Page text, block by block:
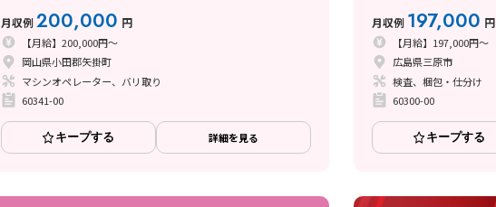
月収例200,000 円
【月給】200,000円～
岡山県小田郡矢掛町
マシンオペレーター、バリ取り
60341-00
キープする 詳細を見る
月収例 197,000 円
【月給】197,000円～
広島県三原市
検査、梱包・仕分け
60300-00
キープする